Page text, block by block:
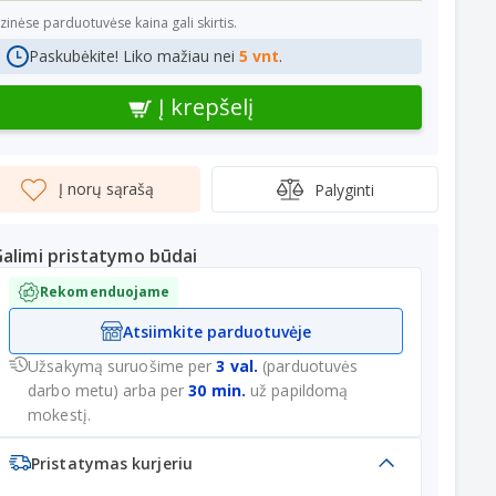
parduotuvėse kaina gali skirtis.
Paskubėkite! Liko mažiau nei 5 vnt.
Į krepšelį
Į norų sąrašą Palyginti
pristatymo būdai
Rekomenduojame
Atsiimkite parduotuvėje
Užsakymą suruošime per3 val. (parduotuvės
darbo metu) arba per30 min. už papildomą
mokestį.
Pristatymas kurjeriu